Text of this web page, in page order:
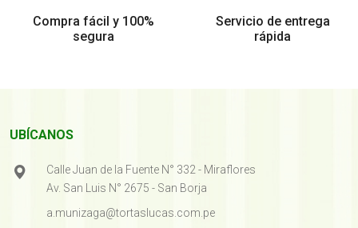
Compra fácil y 100%
segura
Servicio de entrega
rápida
UBÍCANOS
Calle Juan de la Fuente N° 332 - Miraflores
Av. San Luis N° 2675 - San Borja
a.munizaga@tortaslucas.com.pe